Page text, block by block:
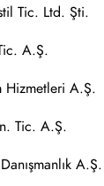
Tic. Ltd. Şti.
A.Ş.
Hizmetleri A.Ş.
Tic. A.Ş.
A.Ş.